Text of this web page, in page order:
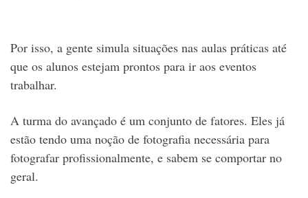
Por isso, a gente simula situações nas aulas práticas até
que os alunos estejam prontos para ir aos eventos
trabalhar.
A turma do avançado é um conjunto de fatores. Eles já
estão tendo uma noção de fotografia necessária para
fotografar profissionalmente, e sabem se comportar no
geral.